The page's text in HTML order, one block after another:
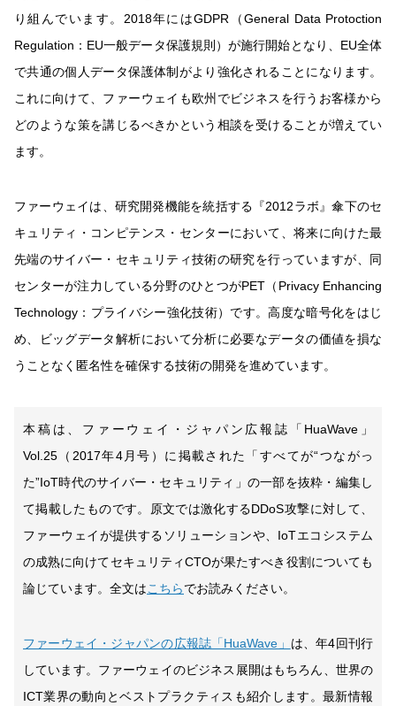
り組んでいます。2018年にはGDPR（General Data Protoction
Regulation：EU一般データ保護規則）が施行開始となり、EU全体
で共通の個人データ保護体制がより強化されることになります。
これに向けて、ファーウェイも欧州でビジネスを行うお客様から
どのような策を講じるべきかという相談を受けることが増えてい
ます。
ファーウェイは、研究開発機能を統括する『2012ラボ』傘下のセ
キュリティ・コンピテンス・センターにおいて、将来に向けた最
先端のサイバー・セキュリティ技術の研究を行っていますが、同
センターが注力している分野のひとつがPET（Privacy Enhancing
Technology：プライバシー強化技術）です。高度な暗号化をはじ
め、ビッグデータ解析において分析に必要なデータの価値を損な
うことなく匿名性を確保する技術の開発を進めています。
本稿は、ファーウェイ・ジャパン広報誌「HuaWave」
Vol.25（2017年4月号）に掲載された「すべてが“つながっ
た”IoT時代のサイバー・セキュリティ」の一部を抜粋・編集し
て掲載したものです。原文では激化するDDoS攻撃に対して、
ファーウェイが提供するソリューションや、IoTエコシステム
の成熟に向けてセキュリティCTOが果たすべき役割についても
論じています。全文はこちらでお読みください。
ファーウェイ・ジャパンの広報誌「HuaWave」 は、年4回刊行
しています。ファーウェイのビジネス展開はもちろん、世界の
ICT業界の動向とベストプラクティスも紹介します。最新情報